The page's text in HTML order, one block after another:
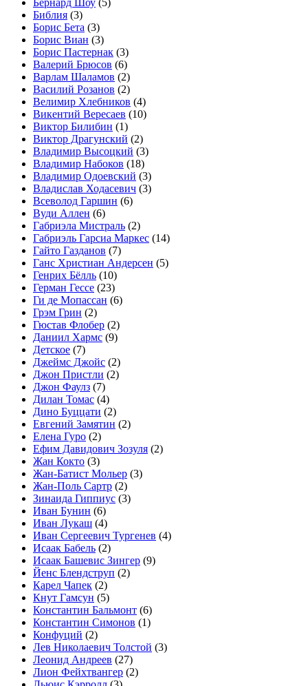
Библия (3)
Борис Бета (3)
Борис Виан (3)
Борис Пастернак (3)
Валерий Брюсов (6)
Варлам Шаламов (2)
Василий Розанов (2)
Велимир Хлебников (4)
Викентий Вересаев (10)
Виктор Билибин (1)
Виктор Драгунский (2)
Владимир Высоцкий (3)
Владимир Набоков (18)
Владимир Одоевский (3)
Владислав Ходасевич (3)
Всеволод Гаршин (6)
Вуди Аллен (6)
Габриэла Мистраль (2)
Габриэль Гарсиа Маркес (14)
Гайто Газданов (7)
Ганс Христиан Андерсен (5)
Генрих Бёлль (10)
Герман Гессе (23)
Ги де Мопассан (6)
Грэм Грин (2)
Гюстав Флобер (2)
Даниил Хармс (9)
Детское (7)
Джеймс Джойс (2)
Джон Пристли (2)
Джон Фаулз (7)
Дилан Томас (4)
Дино Буццати (2)
Евгений Замятин (2)
Елена Гуро (2)
Ефим Давидович Зозуля (2)
Жан Кокто (3)
Жан-Батист Мольер (3)
Жан-Поль Сартр (2)
Зинаида Гиппиус (3)
Иван Бунин (6)
Иван Лукаш (4)
Иван Сергеевич Тургенев (4)
Исаак Бабель (2)
Исаак Башевис Зингер (9)
Йенс Блендструп (2)
Карел Чапек (2)
Кнут Гамсун (5)
Константин Бальмонт (6)
Константин Симонов (1)
Конфуций (2)
Лев Николаевич Толстой (3)
Леонид Андреев (27)
Лион Фейхтвангер (2)